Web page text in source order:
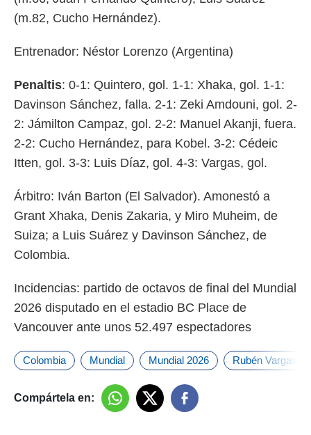
(m.82, Cucho Hernández).
Entrenador: Néstor Lorenzo (Argentina)
Penaltis: 0-1: Quintero, gol. 1-1: Xhaka, gol. 1-1:
Davinson Sánchez, falla. 2-1: Zeki Amdouni, gol. 2-
2: Jámilton Campaz, gol. 2-2: Manuel Akanji, fuera.
2-2: Cucho Hernández, para Kobel. 3-2: Cédeic
Itten, gol. 3-3: Luis Díaz, gol. 4-3: Vargas, gol.
Árbitro: Iván Barton (El Salvador). Amonestó a
Grant Xhaka, Denis Zakaria, y Miro Muheim, de
Suiza; a Luis Suárez y Davinson Sánchez, de
Colombia.
Incidencias: partido de octavos de final del Mundial
2026 disputado en el estadio BC Place de
Vancouver ante unos 52.497 espectadores
Colombia Mundial Mundial 2026 Rubén Vargas
Compártela en: